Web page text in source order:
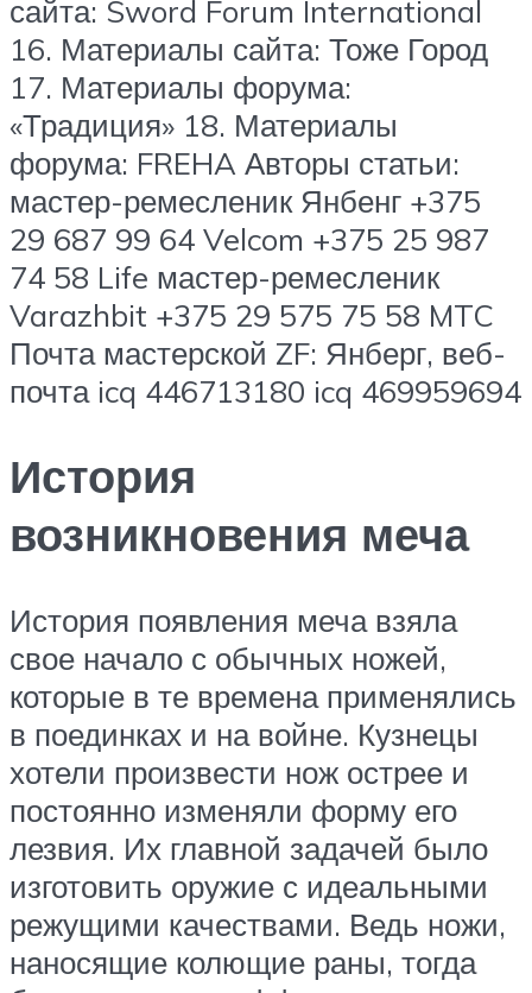
сайта: Sword Forum International
16. Материалы сайта: Тоже Город
17. Материалы форума:
«Традиция» 18. Материалы
форума: FREHA Авторы статьи:
мастер-ремесленик Янбенг +375
29 687 99 64 Velcom +375 25 987
74 58 Life мастер-ремесленик
Varazhbit +375 29 575 75 58 MTC
Почта мастерской ZF: Янберг, веб-
почта icq 446713180 icq 469959694
История
возникновения меча
История появления меча взяла
свое начало с обычных ножей,
которые в те времена применялись
в поединках и на войне. Кузнецы
хотели произвести нож острее и
постоянно изменяли форму его
лезвия. Их главной задачей было
изготовить оружие с идеальными
режущими качествами. Ведь ножи,
наносящие колющие раны, тогда